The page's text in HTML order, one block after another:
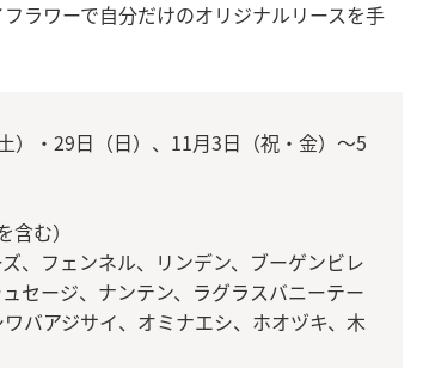
ラワーで自分だけのオリジナルリースを手
）・29日（日）、11月3日（祝・金）～5
む）
、フェンネル、リンデン、ブーゲンビレ
セージ、ナンテン、ラグラスバニーテー
バアジサイ、オミナエシ、ホオヅキ、木